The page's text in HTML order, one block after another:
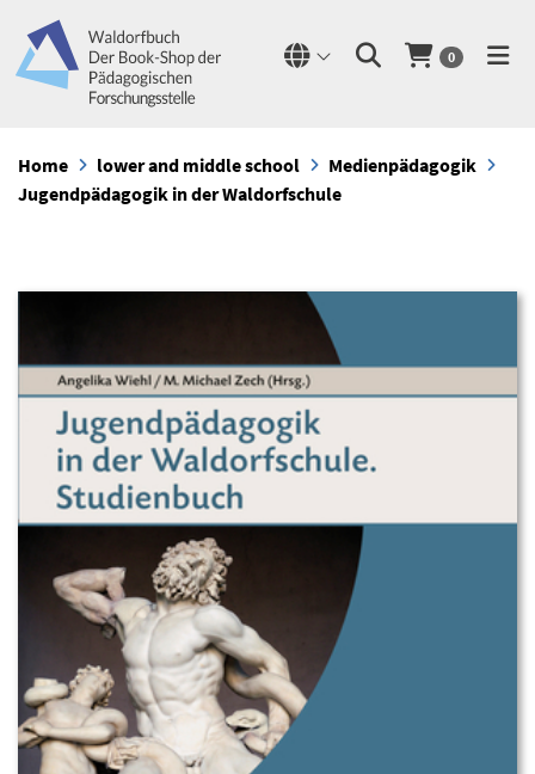
0
Home lower and middle school
Medienpädagogik
Jugendpädagogik in der Waldorfschule